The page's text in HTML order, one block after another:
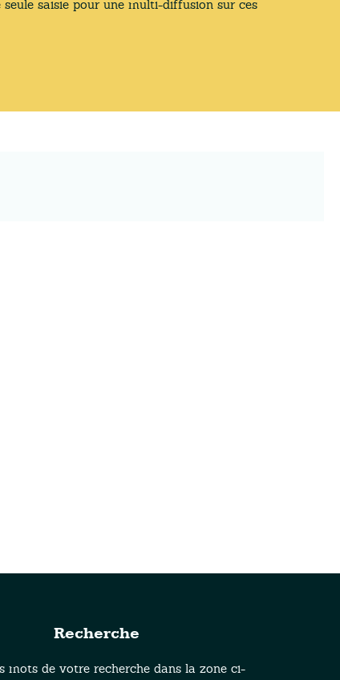
saisie pour une multi-diffusion sur ces
Recherche
mots de votre recherche dans la zone ci-